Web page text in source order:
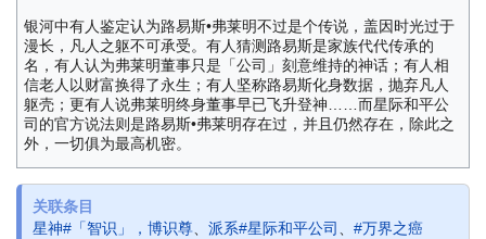
银河中有人鉴定认为路易斯•弗莱明不过是个传说，盖因时光过于
漫长，凡人之躯不可承受。有人猜测路易斯是家族代代传承的
名，有人认为弗莱明董事只是「公司」刻意维持的神话；有人相
信老人以财富换得了永生；有人坚称路易斯化身数据，抛弃凡人
躯壳；更有人说弗莱明终身董事早已飞升登神……而星际和平公
司的官方说法则是路易斯•弗莱明存在过，并且仍然存在，除此之
外，一切俱为最高机密。
关联条目
星神#「智识」，博识尊、 派系#星际和平公司 、 #万界之癌